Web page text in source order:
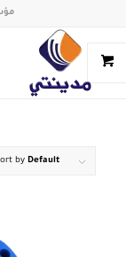
byDefault